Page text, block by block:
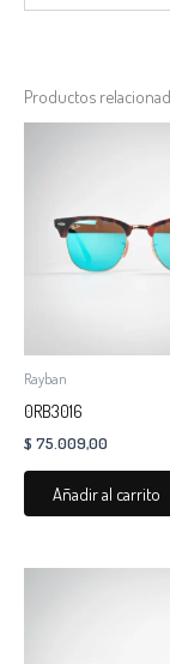
Productos
Rayban
0RB3016
$ 75.009,00
Añadir al carrito